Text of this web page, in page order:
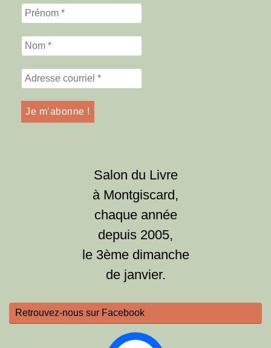
Salon du Livre
à Montgiscard,
chaque année
depuis 2005,
le 3ème dimanche
de janvier.
Retrouvez-nous sur Facebook